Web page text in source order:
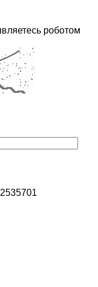
роботом